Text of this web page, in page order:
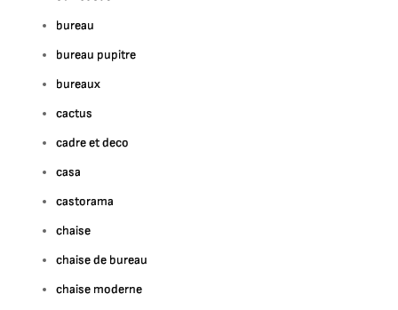
bureau
bureau pupitre
bureaux
cactus
cadre et deco
casa
castorama
chaise
chaise de bureau
chaise moderne